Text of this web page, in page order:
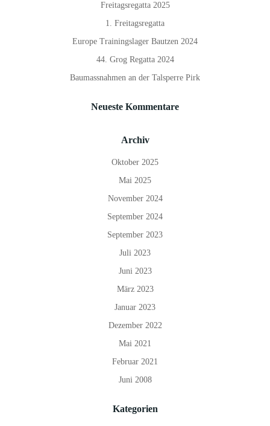
Freitagsregatta 2025
1. Freitagsregatta
Europe Trainingslager Bautzen 2024
44. Grog Regatta 2024
Baumassnahmen an der Talsperre Pirk
Neueste Kommentare
Archiv
Oktober 2025
Mai 2025
November 2024
September 2024
September 2023
Juli 2023
Juni 2023
März 2023
Januar 2023
Dezember 2022
Mai 2021
Februar 2021
Juni 2008
Kategorien